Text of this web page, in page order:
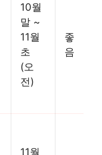
10월
말 ~
11월
초
(오
전)
좋
음
11월